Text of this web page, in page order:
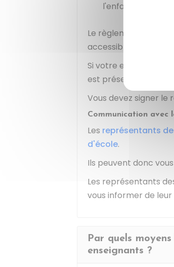
l'enfant.
Le règlement
accessible.
Si votre enfant est
est présenté en
Vous devez signer le
Communication avec
Les représentants
d'école.
Ils peuvent donc
Les représentants
vous informer de
Par quels
enseignants ?